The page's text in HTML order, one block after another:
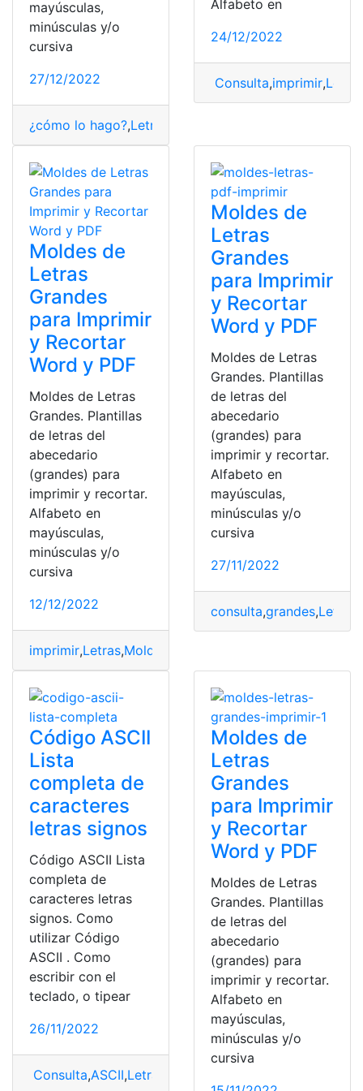
mayúsculas,
minúsculas y/o
cursiva
27/12/2022
¿cómo lo hago?,Letras
Alfabeto en
24/12/2022
Consulta,imprimir,Letras
Moldes de
Letras
Grandes
para Imprimir
y Recortar
Word y PDF
Moldes de Letras
Grandes. Plantillas
de letras del
abecedario
(grandes) para
imprimir y recortar.
Alfabeto en
mayúsculas,
minúsculas y/o
cursiva
12/12/2022
imprimir,Letras,Moldes
Moldes de
Letras
Grandes
para Imprimir
y Recortar
Word y PDF
Moldes de Letras
Grandes. Plantillas
de letras del
abecedario
(grandes) para
imprimir y recortar.
Alfabeto en
mayúsculas,
minúsculas y/o
cursiva
27/11/2022
consulta,grandes,Letras
Código ASCII
Lista
completa de
caracteres
letras signos
Código ASCII Lista
completa de
caracteres letras
signos. Como
utilizar Código
ASCII . Como
escribir con el
teclado, o tipear
26/11/2022
Consulta,ASCII,Letras
Moldes de
Letras
Grandes
para Imprimir
y Recortar
Word y PDF
Moldes de Letras
Grandes. Plantillas
de letras del
abecedario
(grandes) para
imprimir y recortar.
Alfabeto en
mayúsculas,
minúsculas y/o
cursiva